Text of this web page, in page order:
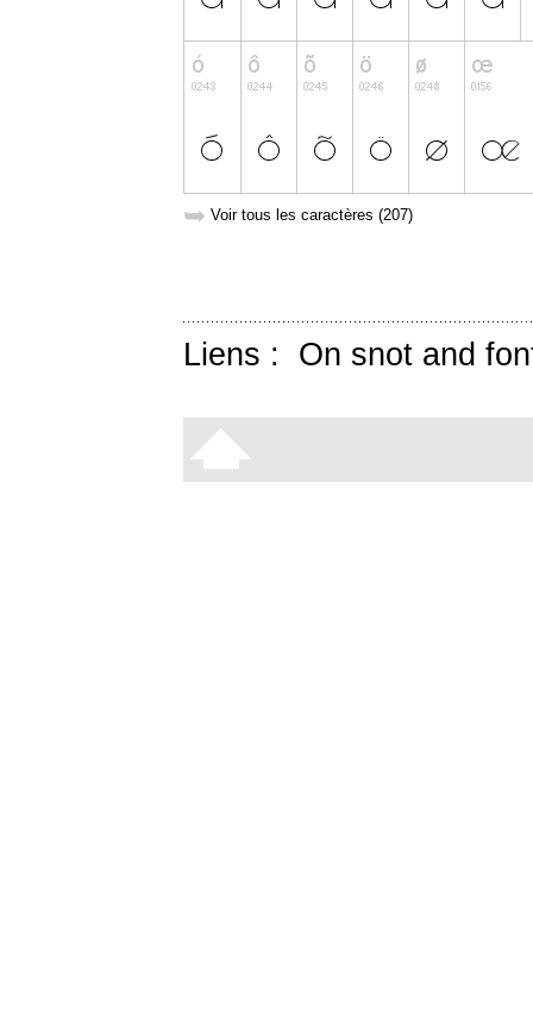
➥ Voir tous les caractères (207)
Liens : On snot and